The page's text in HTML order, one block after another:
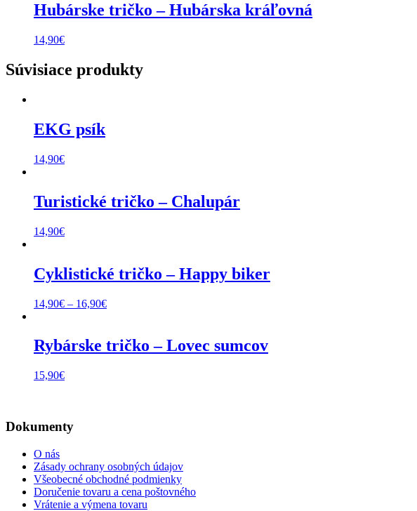
Hubárske tričko – Hubárska kráľovná
14,90€
Súvisiace produkty
EKG psík
14,90€
Turistické tričko – Chalupár
14,90€
Cyklistické tričko – Happy biker
14,90€ – 16,90€Price
through
16,90€
Rybárske tričko – Lovec sumcov
15,90€
Dokumenty
O nás
Zásady ochrany osobných údajov
Všeobecné obchodné podmienky
Doručenie tovaru a cena poštovného
Vrátenie a výmena tovaru